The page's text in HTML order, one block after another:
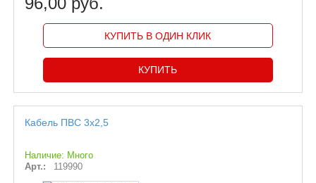
КУПИТЬ В ОДИН КЛИК
Кабель ПВС 3х2,5
Наличие: Много
Арт.:
119990